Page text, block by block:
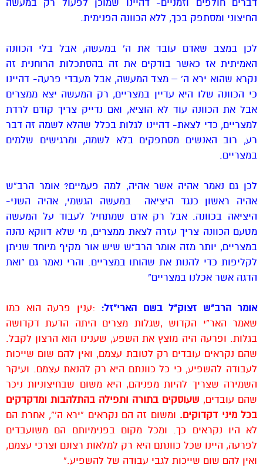
דברים חולפים וזמניים- דהיינו שמוכן לפעול רק במעשה
החיצוני ומסתפק בכך, ללא הכוונה הפנימית.
לכן במצב שאדם עובד את ה’ במעשה, אבל בלי הכוונה
האמיתית אז כאשר בודקים את זה בהסתכלות הרוחנית זה
נקרא שהוא ירא ה’ – מצד המעשה, אבל מעבדי פרעה- דהיינו
כי הכוונה שלו היא עדיין במצריים, רק המעשה יצא ממצרים
אבל את הכוונה עוד לא הוציא, ואם נדייק צריך קודם לרדת
למצריים, כדי לצאת- דהיינו לגלות בכלל שהלא לשמה זה דבר
רע, רוב האנשים מסתפקים בלא לשמה, ומרגישים שלמים
במצריים.
לכן גם נאמר אהיה אשר אהיה, למה פעמיים? אומר הרב”ש
אהיה ראשון כנגד היציאה במעשה הגשמי, אהיה השני-
היציאה בכוונה. אבל רק אדם שמתחיל לעבוד על המעשה
מטעם הכוונה צריך עזרה לצאת ממצרים, מי שלא דווקא נהנה
במצריים, יותר מזה אומר הרב”ש שיש אור מקיף מיוחד שניתן
לקליפות כדי להנות את שהותו במצריים. והרי נאמר גם “ואת
הדגה אשר אכלנו במצריים”
אומר הרב”ש זצוק”ל בשם הארי”זל: :ענין פרעה הוא כמו
שאמר האר”י הקדוש ,שגלות מצרים היתה הדעת דקדושה
בגלות. ופרעה היה מוצץ את השפע, שענינו הוא הרצון לקבל.
שהם נקראים עובדים רק לטובת עצמם, ואין להם שום שייכות
לעבודה להשפיע, כי כל כוונתם היא רק להנאת עצמם. ועיקר
השמירה שצריך להיות מפניהם, היא משום שבחיצוניות ניכר
שהם עובדים, שעוסקים בתורה ותפילה בהתלהבות ומדקדקים
בכל מיני דקדוקים. ומשום זה הם נקראים “ירא ה'”, אחרת הם
לא היו נקראים כך. ומכל מקום בפנימיותם הם משועבדים
לפרעה, היינו שכל כוונתם היא רק למלאות רצונם וצרכי עצמם,
ואין להם שום שייכות לגבי עבודה של להשפיע.”